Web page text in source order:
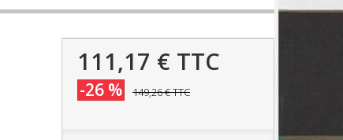
111,17 € TTC
-26 % 149,26 €TTC